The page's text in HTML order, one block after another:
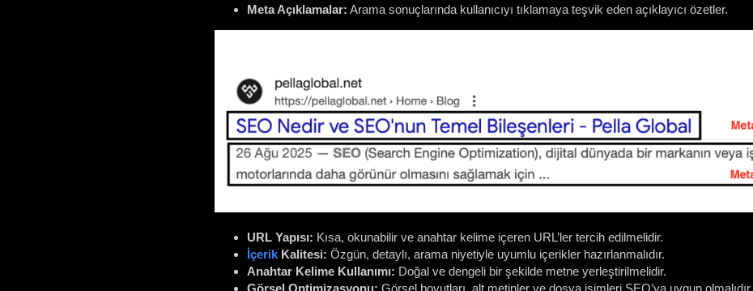
Meta Açıklamalar: Arama sonuçlarında kullanıcıyı tıklamaya teşvik eden açıklayıcı özetler.
URL Yapısı: Kısa, okunabilir ve anahtar kelime içeren URL’ler tercih edilmelidir.
İçerik Kalitesi: Özgün, detaylı, arama niyetiyle uyumlu içerikler hazırlanmalıdır.
Anahtar Kelime Kullanımı: Doğal ve dengeli bir şekilde metne yerleştirilmelidir.
Görsel Optimizasyonu: Görsel boyutları, alt metinler ve dosya isimleri SEO’ya uygun olmalıdır.